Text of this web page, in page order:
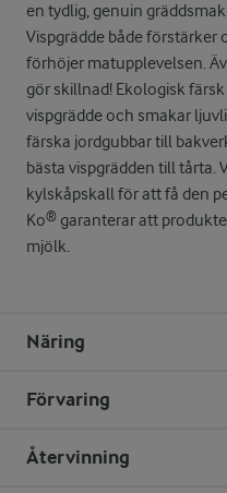
en tydlig, genuin
Vispgrädde både förstärker
förhöjer matupplevelsen.
gör skillnad! Ekologisk
vispgrädde och smakar
färska jordgubbar till
bästa vispgrädden till tårta.
kylskåpskall för att få den
Ko® garanterar att
mjölk.
Näring
Förvaring
Återvinning